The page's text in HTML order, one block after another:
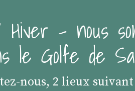
Hiver - nous
le Golfe de
nous, 2 lieux